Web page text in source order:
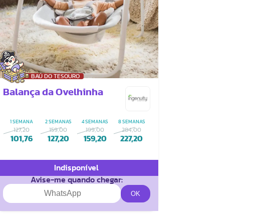
BAÚ DO TESOURO
Balança da Ovelhinha
1 SEMANA
127,20
101,76
2 SEMANAS
159,00
127,20
4 SEMANAS
199,00
159,20
8 SEMANAS
284,00
227,20
Indisponível
Avise-me quando chegar: